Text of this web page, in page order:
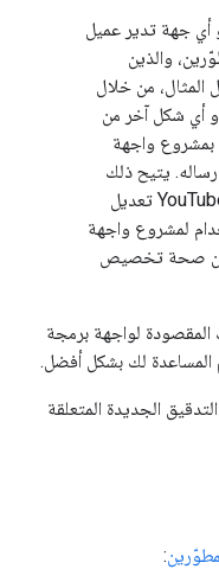
أي جهة تدير عميل
والذين
المثال، من خلال
أي شكل آخر من
بمشروع واجهة
يتيح ذلك
لفريق واجهة برمجة التطبيقات في YouTube تعديل
لمشروع واجهة
من صحة تخصيص
لواجهة برمجة
الجديدة المتعلقة
: